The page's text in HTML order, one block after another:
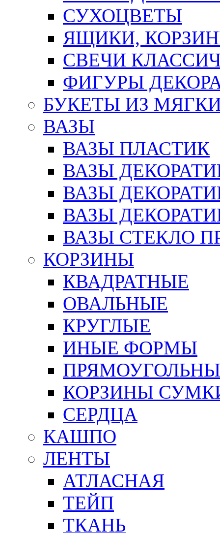
СУХОЦВЕТЫ
ЯЩИКИ,
СВЕЧИ
ФИГУРЫ
БУКЕТЫ ИЗ
ВАЗЫ
ВАЗЫ ПЛАСТИК
ВАЗЫ
ВАЗЫ
ВАЗЫ
ВАЗЫ СТЕКЛО
КОРЗИНЫ
КВАДРАТНЫЕ
ОВАЛЬНЫЕ
КРУГЛЫЕ
ИНЫЕ ФОРМЫ
КОРЗИНЫ
СЕРДЦА
КАШПО
ЛЕНТЫ
АТЛАСНАЯ
ТЕЙП
ТКАНЬ